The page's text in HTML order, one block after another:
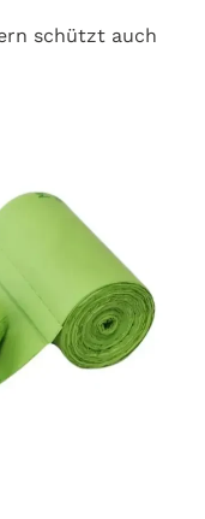
schützt auch